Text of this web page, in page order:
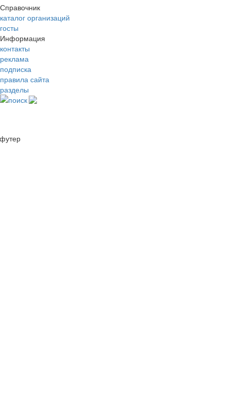
Справочник
каталог организаций
госты
Информация
контакты
реклама
подписка
правила сайта
разделы
поиск
футер